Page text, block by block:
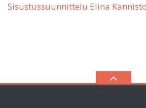
Sisustussuunnittelu Elina Kannisto